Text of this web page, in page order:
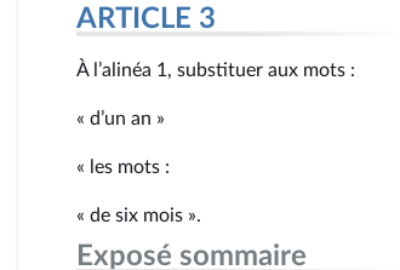
12 mai 2026
15 mai 2026
15 mai 2026
ARTICLE 3
À l’alinéa 1, substituer aux mots :
« d’un an »
« les mots :
« de six mois ».
Exposé sommaire